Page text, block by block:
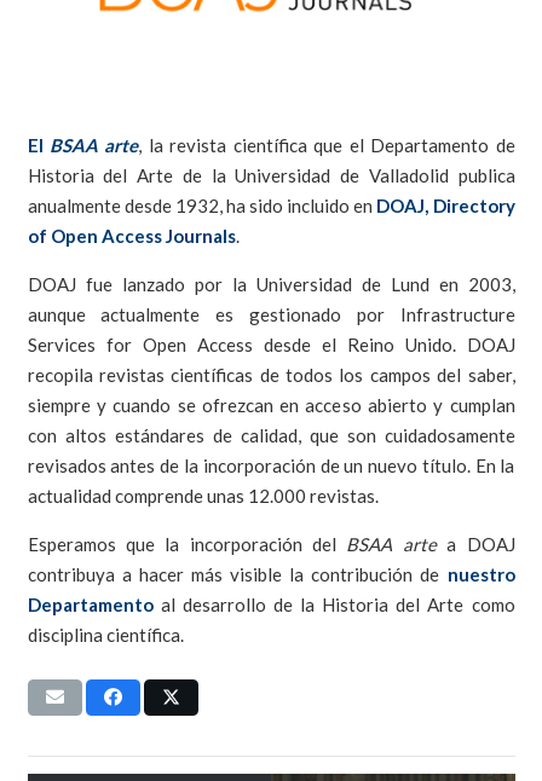
El BSAA arte, la revista científica que el Departamento de
Historia del Arte de la Universidad de Valladolid publica
anualmente desde 1932, ha sido incluido en DOAJ, Directory
of Open Access Journals.
DOAJ fue lanzado por la Universidad de Lund en 2003,
aunque actualmente es gestionado por Infrastructure
Services for Open Access desde el Reino Unido. DOAJ
recopila revistas científicas de todos los campos del saber,
siempre y cuando se ofrezcan en acceso abierto y cumplan
con altos estándares de calidad, que son cuidadosamente
revisados antes de la incorporación de un nuevo título. En la
actualidad comprende unas 12.000 revistas.
Esperamos que la incorporación del BSAA artea DOAJ
contribuya a hacer más visible la contribución de nuestro
Departamentoal desarrollo de la Historia del Arte como
disciplina científica.